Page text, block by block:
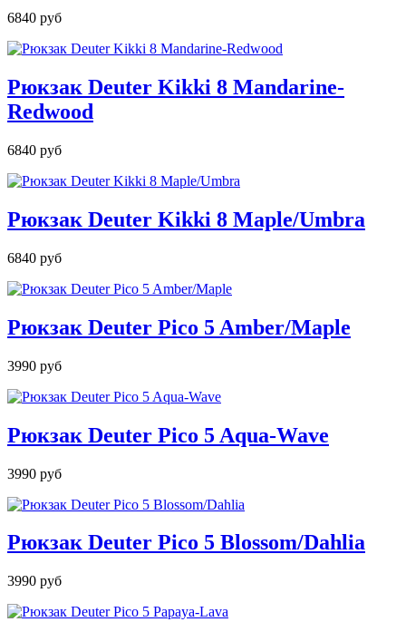
6840 руб
Рюкзак Deuter Kikki 8 Mandarine-
Redwood
6840 руб
Рюкзак Deuter Kikki 8 Maple/Umbra
6840 руб
Рюкзак Deuter Pico 5 Amber/Maple
3990 руб
Рюкзак Deuter Pico 5 Aqua-Wave
3990 руб
Рюкзак Deuter Pico 5 Blossom/Dahlia
3990 руб